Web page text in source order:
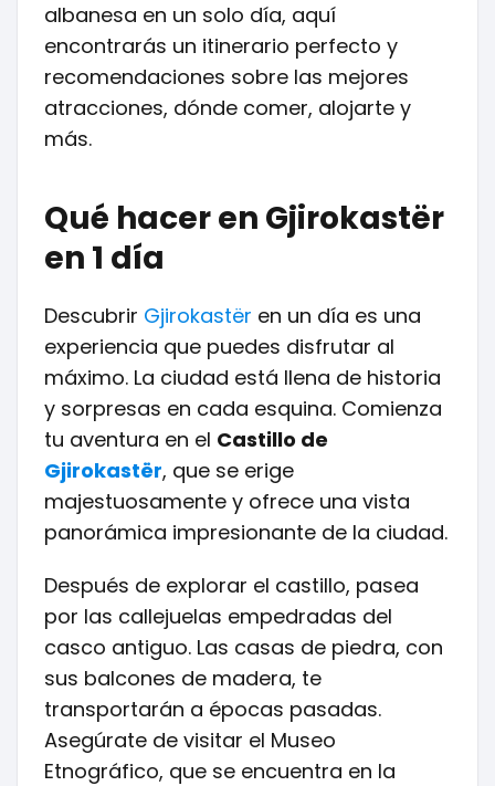
albanesa en un solo día, aquí
encontrarás un itinerario perfecto y
recomendaciones sobre las mejores
atracciones, dónde comer, alojarte y
más.
Qué hacer en Gjirokastër
en 1 día
Descubrir Gjirokastër en un día es una
experiencia que puedes disfrutar al
máximo. La ciudad está llena de historia
y sorpresas en cada esquina. Comienza
tu aventura en el Castillo de
Gjirokastër, que se erige
majestuosamente y ofrece una vista
panorámica impresionante de la ciudad.
Después de explorar el castillo, pasea
por las callejuelas empedradas del
casco antiguo. Las casas de piedra, con
sus balcones de madera, te
transportarán a épocas pasadas.
Asegúrate de visitar el Museo
Etnográfico, que se encuentra en la